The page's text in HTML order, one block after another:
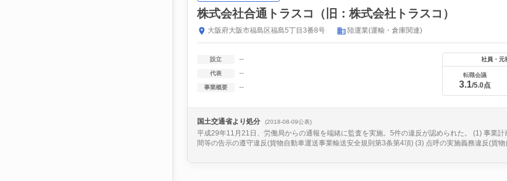
株式会社合通トラスコ（旧：株式会社トラスコ）
大阪府大阪市福島区福島5丁目3番8号 陸運業(運輸・倉庫関連)
設立 --
代表 --
事業概要 --
社員・元
転職会議
3.1/5.0点
国土交通省より処分 (2018-08-09公表)
平成29年11月21日、労働局からの通報を端緒に監査を実施。5件の違反が認められた。 (1) 事業
間等の告示の遵守違反(貨物自動車運送事業輸送安全規則第3条第4項) (3) 点呼の実施義務違反(貨